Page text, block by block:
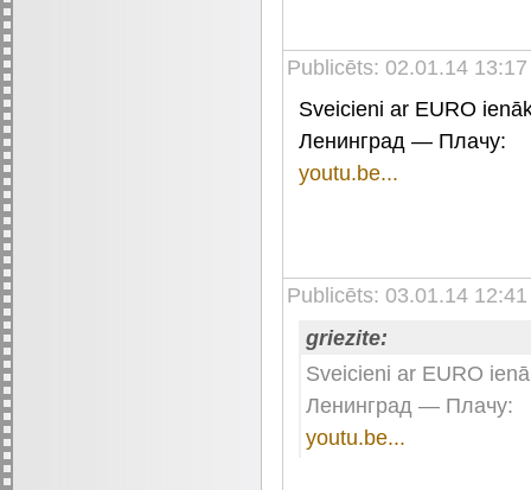
Publicēts: 02.01.14
Sveicieni ar EURO
Ленинград — Плачу:
youtu.be...
Publicēts: 03.01.14
griezite:
Sveicieni ar EURO
Ленинград — Плачу:
youtu.be...